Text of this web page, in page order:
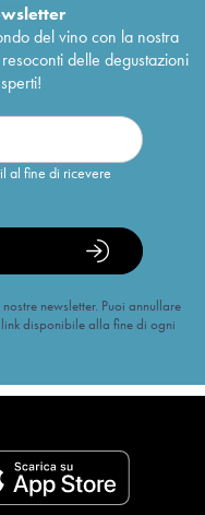
del vino con la nostra
delle degustazioni
al fine di ricevere
newsletter. Puoi annullare
disponibile alla fine di ogni